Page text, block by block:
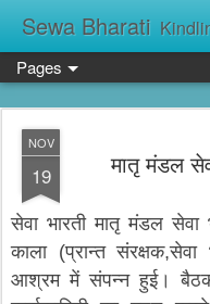
Sewa Bharati Kindling Hope &
Pages
NOV
19 मातृ मंडल
सेवा भारती मातृ मंडल सेवा
काला (प्रान्त संरक्षक,सेवा
आश्रम में संपन्न हुई। बैठक